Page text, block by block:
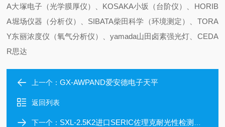
A大塚电子（光学膜厚仪）、KOSAKA小坂（台阶仪）、HORIB
A堀场仪器（分析仪）、SIBATA柴田科学（环境测定）、TORA
Y东丽浓度仪（氧气分析仪）、yamada山田卤素强光灯、CEDA
R思达
上一个：GX-AWPAND爱安德电子天平
返回列表
下一个： SXL-2.5K2进口SERIC佐理克耐光性检测仪半导体